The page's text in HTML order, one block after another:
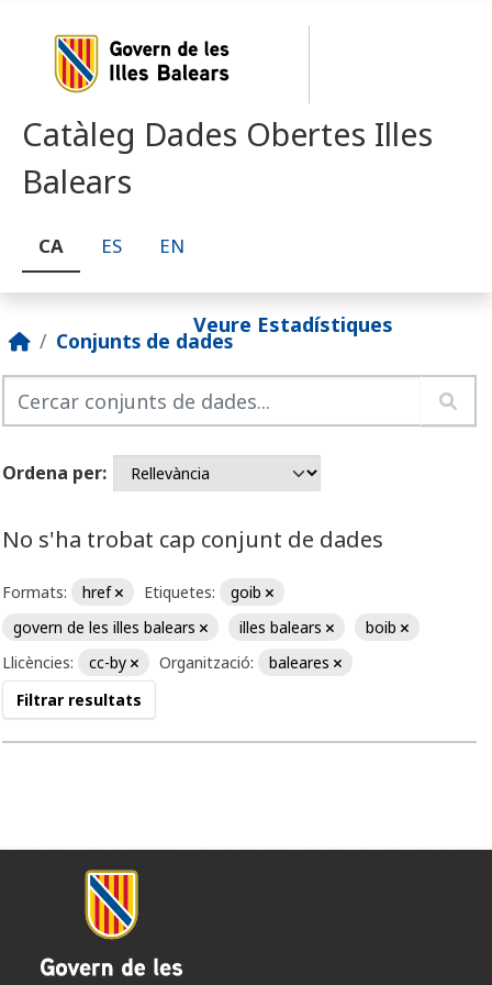
Catàleg Dades Obertes Illes
Balears
CA ES EN
Veure Estadístiques
Conjunts de dades
Ordena per
No s'ha trobat cap conjunt de dades
Formats: href Etiquetes:
goib
govern de les illes balears
illes balears
boib
Llicències:
cc-by Organització:
baleares
Filtrar resultats